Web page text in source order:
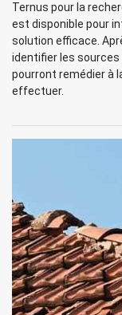
Ternus pour la
est disponible pour
solution efficace.
identifier les
pourront remédier à
effectuer.